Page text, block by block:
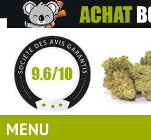
MENU